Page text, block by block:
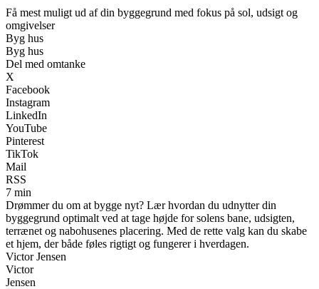
Få mest muligt ud af din byggegrund med fokus på sol, udsigt og
omgivelser
Byg hus
Byg hus
Del med omtanke
X
Facebook
Instagram
LinkedIn
YouTube
Pinterest
TikTok
Mail
RSS
7 min
Drømmer du om at bygge nyt? Lær hvordan du udnytter din
byggegrund optimalt ved at tage højde for solens bane, udsigten,
terrænet og nabohusenes placering. Med de rette valg kan du skabe
et hjem, der både føles rigtigt og fungerer i hverdagen.
Victor Jensen
Victor
Jensen